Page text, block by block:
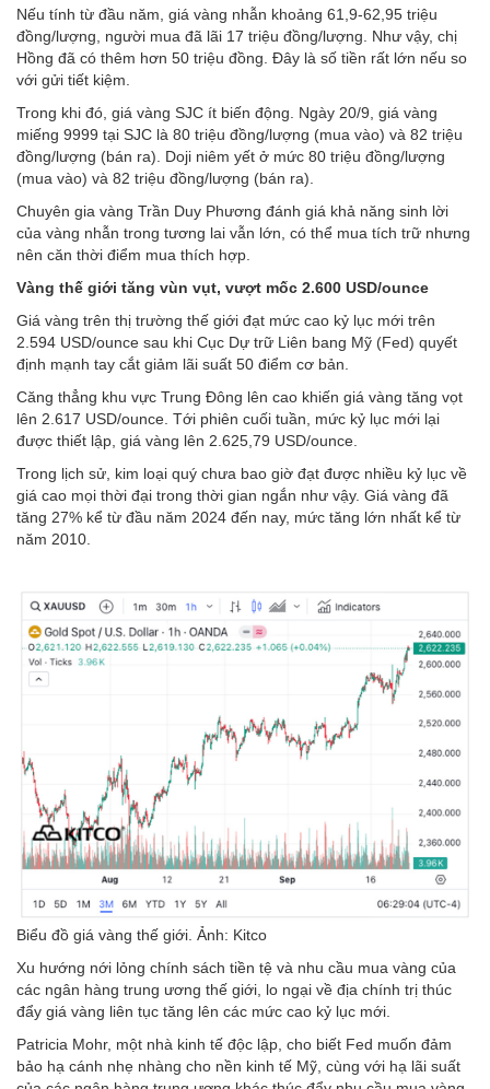
Nếu tính từ đầu năm, giá vàng nhẫn khoảng 61,9-62,95 triệu
đồng/lượng, người mua đã lãi 17 triệu đồng/lượng. Như vậy, chị
Hồng đã có thêm hơn 50 triệu đồng. Đây là số tiền rất lớn nếu so
với gửi tiết kiệm.
Trong khi đó, giá vàng SJC ít biến động. Ngày 20/9, giá vàng
miếng 9999 tại SJC là 80 triệu đồng/lượng (mua vào) và 82 triệu
đồng/lượng (bán ra). Doji niêm yết ở mức 80 triệu đồng/lượng
(mua vào) và 82 triệu đồng/lượng (bán ra).
Chuyên gia vàng Trần Duy Phương đánh giá khả năng sinh lời
của vàng nhẫn trong tương lai vẫn lớn, có thể mua tích trữ nhưng
nên căn thời điểm mua thích hợp.
Vàng thế giới tăng vùn vụt, vượt mốc 2.600 USD/ounce
Giá vàng trên thị trường thế giới đạt mức cao kỷ lục mới trên
2.594 USD/ounce sau khi Cục Dự trữ Liên bang Mỹ (Fed) quyết
định mạnh tay cắt giảm lãi suất 50 điểm cơ bản.
Căng thẳng khu vực Trung Đông lên cao khiến giá vàng tăng vọt
lên 2.617 USD/ounce. Tới phiên cuối tuần, mức kỷ lục mới lại
được thiết lập, giá vàng lên 2.625,79 USD/ounce.
Trong lịch sử, kim loại quý chưa bao giờ đạt được nhiều kỷ lục về
giá cao mọi thời đại trong thời gian ngắn như vậy. Giá vàng đã
tăng 27% kể từ đầu năm 2024 đến nay, mức tăng lớn nhất kể từ
năm 2010.
Biểu đồ giá vàng thế giới. Ảnh: Kitco
Xu hướng nới lỏng chính sách tiền tệ và nhu cầu mua vàng của
các ngân hàng trung ương thế giới, lo ngại về địa chính trị thúc
đẩy giá vàng liên tục tăng lên các mức cao kỷ lục mới.
Patricia Mohr, một nhà kinh tế độc lập, cho biết Fed muốn đảm
bảo hạ cánh nhẹ nhàng cho nền kinh tế Mỹ, cùng với hạ lãi suất